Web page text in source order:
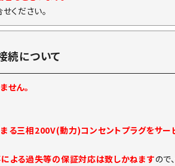
ください。
続について
せん。
る三相200V(動力)コンセントプラグをサー
よる過失等の保証対応は致しかねますので